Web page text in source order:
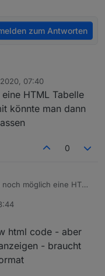
zum Antworten
07:40
HTML Tabelle
könnte man dann
0
möglich eine HTML
Werte via Telegram
html code - aber
- braucht